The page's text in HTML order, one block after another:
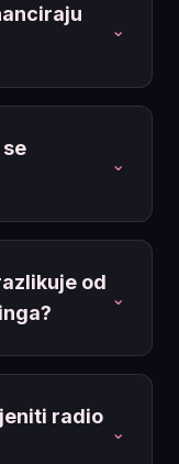
⌄
⌄
od
⌄
radio
⌄